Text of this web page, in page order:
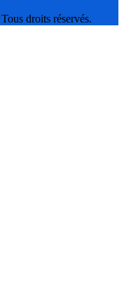
droits réservés.